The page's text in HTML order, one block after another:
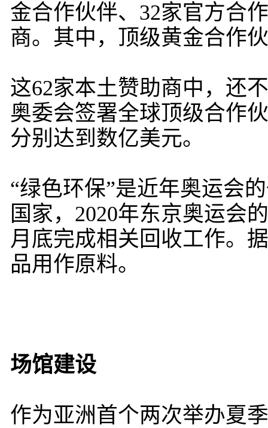
金合作伙伴、32家官方合
商。其中，顶级黄金合作
这62家本土赞助商中，还
奥委会签署全球顶级合作
分别达到数亿美元。
“绿色环保”是近年奥运会
国家，2020年东京奥运会
月底完成相关回收工作。
品用作原料。
场馆建设
作为亚洲首个两次举办夏